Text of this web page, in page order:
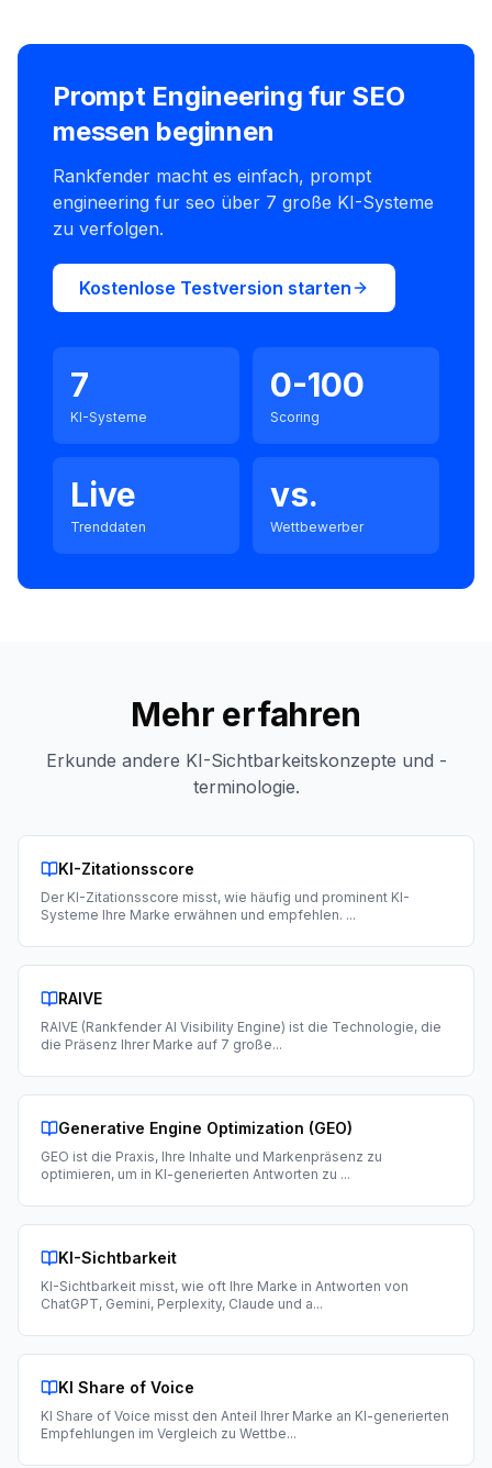
Prompt Engineering fur SEO
messen beginnen
Rankfender macht es einfach, prompt
engineering fur seo über 7 große KI-Systeme
zu verfolgen.
Kostenlose Testversion starten
7
KI-Systeme
0-100
Scoring
Live
Trenddaten
vs.
Wettbewerber
Mehr erfahren
Erkunde andere KI-Sichtbarkeitskonzepte und -
terminologie.
KI-Zitationsscore
Der KI-Zitationsscore misst, wie häufig und prominent KI-
Systeme Ihre Marke erwähnen und empfehlen. ...
RAIVE
RAIVE (Rankfender AI Visibility Engine) ist die Technologie, die
die Präsenz Ihrer Marke auf 7 große...
Generative Engine Optimization (GEO)
GEO ist die Praxis, Ihre Inhalte und Markenpräsenz zu
optimieren, um in KI-generierten Antworten zu ...
KI-Sichtbarkeit
KI-Sichtbarkeit misst, wie oft Ihre Marke in Antworten von
ChatGPT, Gemini, Perplexity, Claude und a...
KI Share of Voice
KI Share of Voice misst den Anteil Ihrer Marke an KI-generierten
Empfehlungen im Vergleich zu Wettbe...